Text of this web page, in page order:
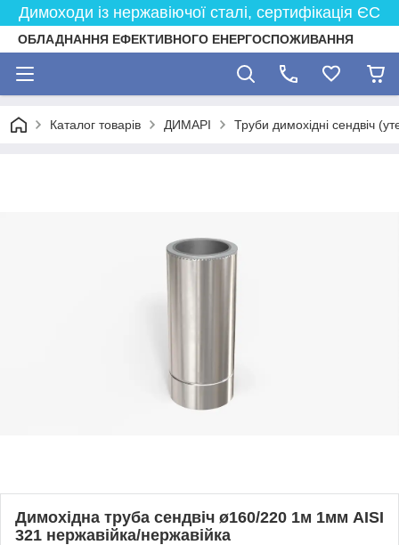
Димоходи із нержавіючої сталі, сертифікація ЄС
ОБЛАДНАННЯ ЕФЕКТИВНОГО ЕНЕРГОСПОЖИВАННЯ
Каталог товарів ДИМАРІ Труби димохідні сендвіч
Димохідна труба сендвіч ø160/220 1м 1мм AISI
321 нержавійка/нержавійка